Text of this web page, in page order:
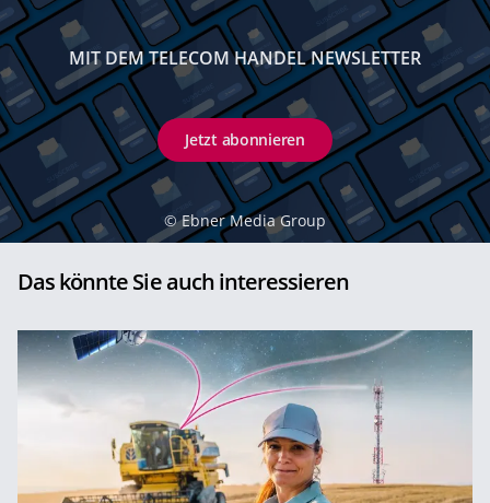
MIT DEM TELECOM HANDEL NEWSLETTER
Jetzt abonnieren
© Ebner Media Group
Das könnte Sie auch interessieren